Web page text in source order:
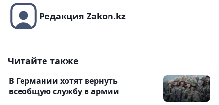
Редакция Zakon.kz
Читайте также
В Германии хотят вернуть
всеобщую службу в армии